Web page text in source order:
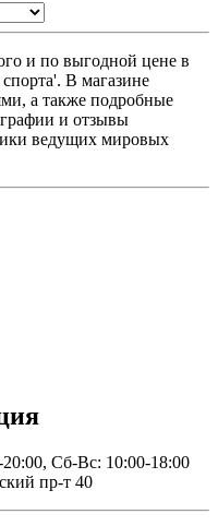
и по выгодной цене в
В магазине
а также подробные
и отзывы
ведущих мировых
Сб-Вс: 10:00-18:00
пр-т 40